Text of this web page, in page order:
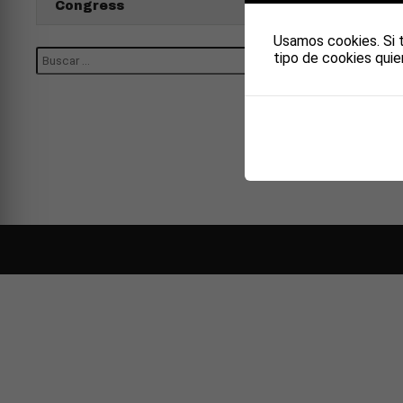
Posted
Lorem
minim
Congress
Usamos cookies.
tipo de cookies